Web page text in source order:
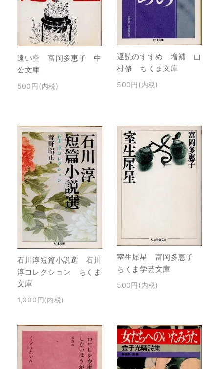
遠い空 富岡多恵子 中
公文庫
500円(内税)
遅読のすすめ 増補 山
村修 ちくま文庫
500円(内税)
石川淳短篇小説選 石川
淳コレクション ちくま
文庫
1,000円(内税)
室生犀星 富岡多恵子
ちくま学芸文庫
500円(内税)